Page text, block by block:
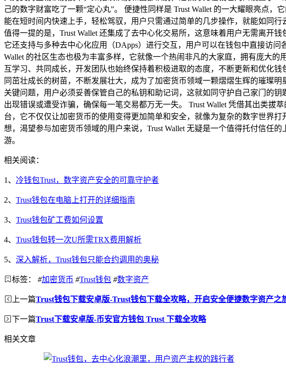
己的数字财富吃了一颗“定心丸”。 便捷性同样是 Trust Wallet 的一大耀眼亮点
能在短时间内快速上手，轻松驾驭，用户只需通过简单的几步操作，就能如同
值得一提的是，Trust Wallet 还集成了去中心化交易所，这意味着用户无需离开
它还支持与多种去中心化应用（DApps）进行交互，用户可以在钱包中直接访
Wallet 的社区生态也极为丰富多样，它就像一个热闹非凡的大家庭，拥有庞大
互学习、共同成长，开发团队也始终保持着积极进取的态度，不断更新和优化
同茁壮成长的树苗，不断发展壮大，成为了加密货币领域一颗熠熠生辉的璀璨
关键问题，用户必须妥善保管自己的私钥和助记词，这就如同守护自己家门的
出现错误或遭受诈骗，确保每一笔交易都万无一失。 Trust Wallet 凭借其出类
台，它不仅仅让加密货币的使用变得更加简单和安全，就像为复杂的数字世界
想，渴望参与加密货币领域的用户来说，Trust Wallet 无疑是一个值得托付信任
游。
相关阅读：
1、 冷钱包Trust，数字资产安全的可靠守护者
2、 Trust钱包在电脑上打开的详细指南
3、 Trust钱包矿工费如何设置
4、 Trust钱包转一次U所需TRX费用解析
5、 深入解析，Trust钱包只能合约调用的奥秘
标签： #加密货币 #Trust钱包 #数字资产
上一篇Trust钱包下载安卓版-Trust钱包下载全攻略，开启安全便捷数字资产之
下一篇Trust下载安卓版-币安官方钱包 Trust 下载全攻略
相关文章